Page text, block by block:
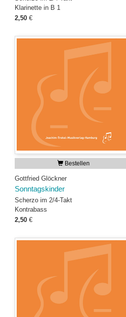
Klarinette in B 1
2,50 €
Bestellen
Gottfried Glöckner
Sonntagskinder
Scherzo im 2/4-Takt
Kontrabass
2,50 €